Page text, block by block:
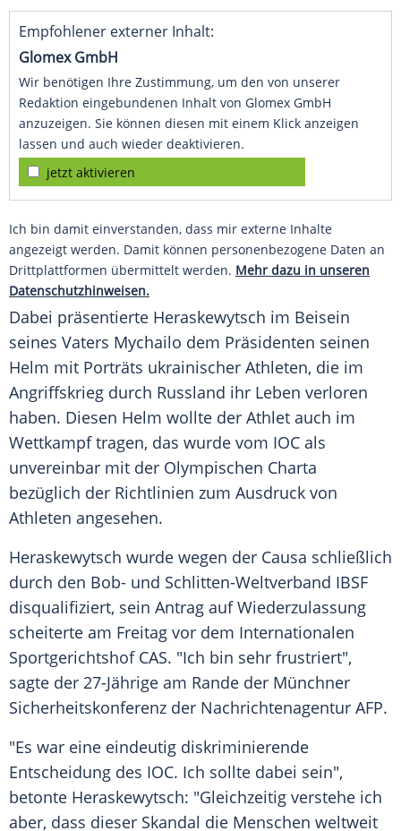
Empfohlener externer Inhalt:
Glomex GmbH
Wir benötigen Ihre Zustimmung, um den von unserer
Redaktion eingebundenen Inhalt von Glomex GmbH
anzuzeigen. Sie können diesen mit einem Klick anzeigen
lassen und auch wieder deaktivieren.
jetzt aktivieren
Ich bin damit einverstanden, dass mir externe Inhalte
angezeigt werden. Damit können personenbezogene Daten an
Drittplattformen übermittelt werden. Mehr dazu in unseren
Datenschutzhinweisen.
Dabei präsentierte Heraskewytsch im Beisein
seines Vaters Mychailo dem Präsidenten seinen
Helm mit Porträts ukrainischer Athleten, die im
Angriffskrieg durch Russland ihr Leben verloren
haben. Diesen Helm wollte der Athlet auch im
Wettkampf tragen, das wurde vom IOC als
unvereinbar mit der Olympischen Charta
bezüglich der Richtlinien zum Ausdruck von
Athleten angesehen.
Heraskewytsch wurde wegen der Causa schließlich
durch den Bob- und Schlitten-Weltverband IBSF
disqualifiziert, sein Antrag auf Wiederzulassung
scheiterte am Freitag vor dem Internationalen
Sportgerichtshof CAS. "Ich bin sehr frustriert",
sagte der 27-Jährige am Rande der Münchner
Sicherheitskonferenz der Nachrichtenagentur AFP.
"Es war eine eindeutig diskriminierende
Entscheidung des IOC. Ich sollte dabei sein",
betonte Heraskewytsch: "Gleichzeitig verstehe ich
aber, dass dieser Skandal die Menschen weltweit